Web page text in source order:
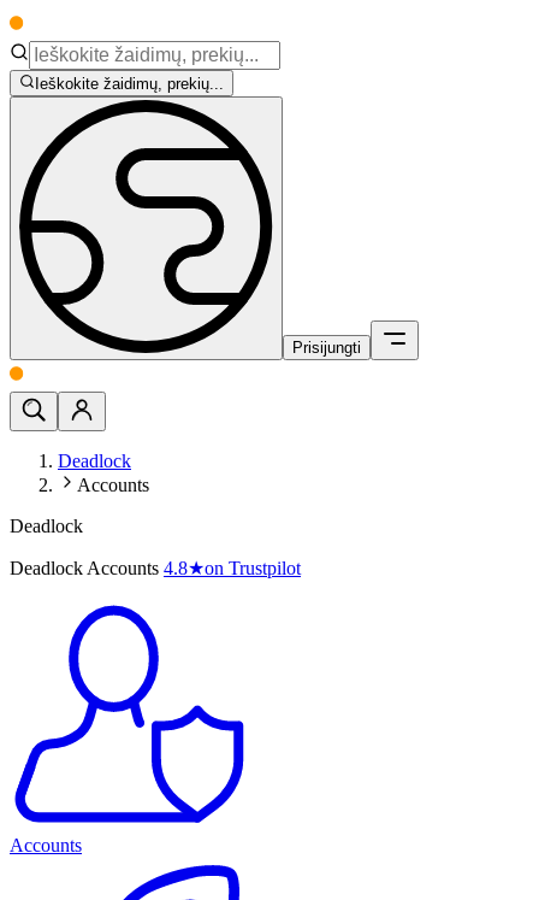
Ieškokite žaidimų, prekių...
Prisijungti
Deadlock
Accounts
Deadlock
Deadlock Accounts 4.8★on Trustpilot
Accounts